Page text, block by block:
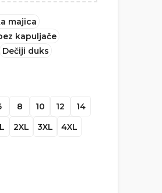
majica
kapuljače
Dečiji duks
8 10 12
14
2XL 3XL
4XL